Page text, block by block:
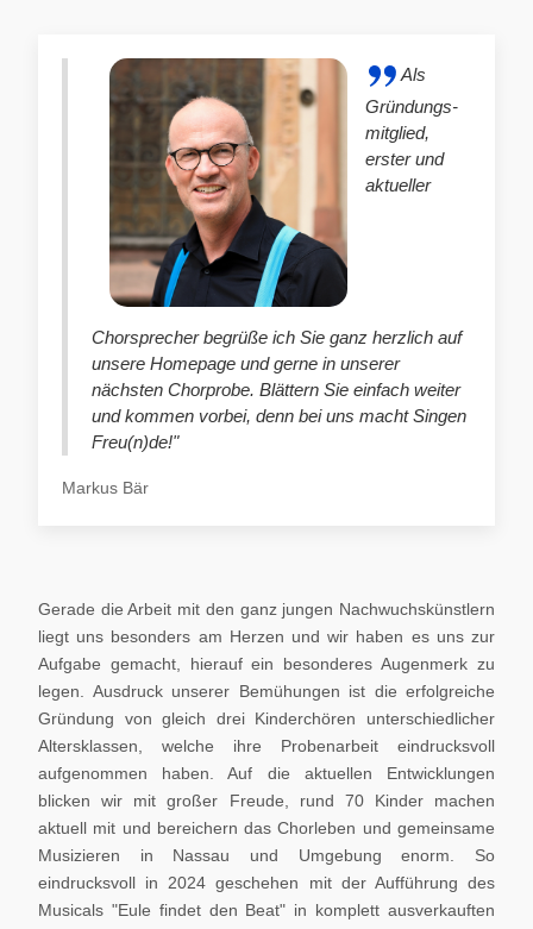
Als
Gründungs-
mitglied,
erster und
aktueller
Chorsprecher begrüße ich Sie ganz herzlich auf
unsere Homepage und gerne in unserer
nächsten Chorprobe. Blättern Sie einfach weiter
und kommen vorbei, denn bei uns macht Singen
Freu(n)de!"
Markus Bär
Gerade die Arbeit mit den ganz jungen Nachwuchskünstlern
liegt uns besonders am Herzen und wir haben es uns zur
Aufgabe gemacht, hierauf ein besonderes Augenmerk zu
legen. Ausdruck unserer Bemühungen ist die erfolgreiche
Gründung von gleich drei Kinderchören unterschiedlicher
Altersklassen, welche ihre Probenarbeit eindrucksvoll
aufgenommen haben. Auf die aktuellen Entwicklungen
blicken wir mit großer Freude, rund 70 Kinder machen
aktuell mit und bereichern das Chorleben und gemeinsame
Musizieren in Nassau und Umgebung enorm. So
eindrucksvoll in 2024 geschehen mit der Aufführung des
Musicals "Eule findet den Beat" in komplett ausverkauften